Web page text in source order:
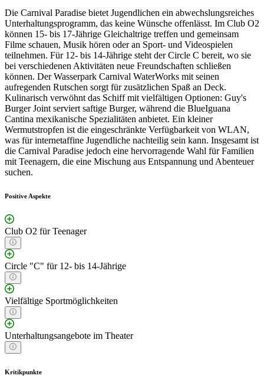
Die Carnival Paradise bietet Jugendlichen ein abwechslungsreiches
Unterhaltungsprogramm, das keine Wünsche offenlässt. Im Club O2
können 15- bis 17-Jährige Gleichaltrige treffen und gemeinsam
Filme schauen, Musik hören oder an Sport- und Videospielen
teilnehmen. Für 12- bis 14-Jährige steht der Circle C bereit, wo sie
bei verschiedenen Aktivitäten neue Freundschaften schließen
können. Der Wasserpark Carnival WaterWorks mit seinen
aufregenden Rutschen sorgt für zusätzlichen Spaß an Deck.
Kulinarisch verwöhnt das Schiff mit vielfältigen Optionen: Guy's
Burger Joint serviert saftige Burger, während die BlueIguana
Cantina mexikanische Spezialitäten anbietet. Ein kleiner
Wermutstropfen ist die eingeschränkte Verfügbarkeit von WLAN,
was für internetaffine Jugendliche nachteilig sein kann. Insgesamt ist
die Carnival Paradise jedoch eine hervorragende Wahl für Familien
mit Teenagern, die eine Mischung aus Entspannung und Abenteuer
suchen.
Positive Aspekte
Club O2 für Teenager
Circle "C" für 12- bis 14-Jährige
Vielfältige Sportmöglichkeiten
Unterhaltungsangebote im Theater
Kritikpunkte